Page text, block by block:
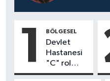
1 BÖLGESEL
Devlet
Hastanesi
"C" rol
grubu